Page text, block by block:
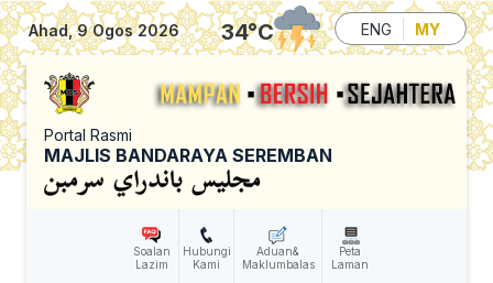
Skip to main content
Ahad, 9 Ogos 2026 34°C ENG MY
Portal Rasmi
MAJLIS BANDARAYA SEREMBAN
Soalan
Lazim
Hubungi
Kami
Aduan&
Maklumbalas
Peta
Laman